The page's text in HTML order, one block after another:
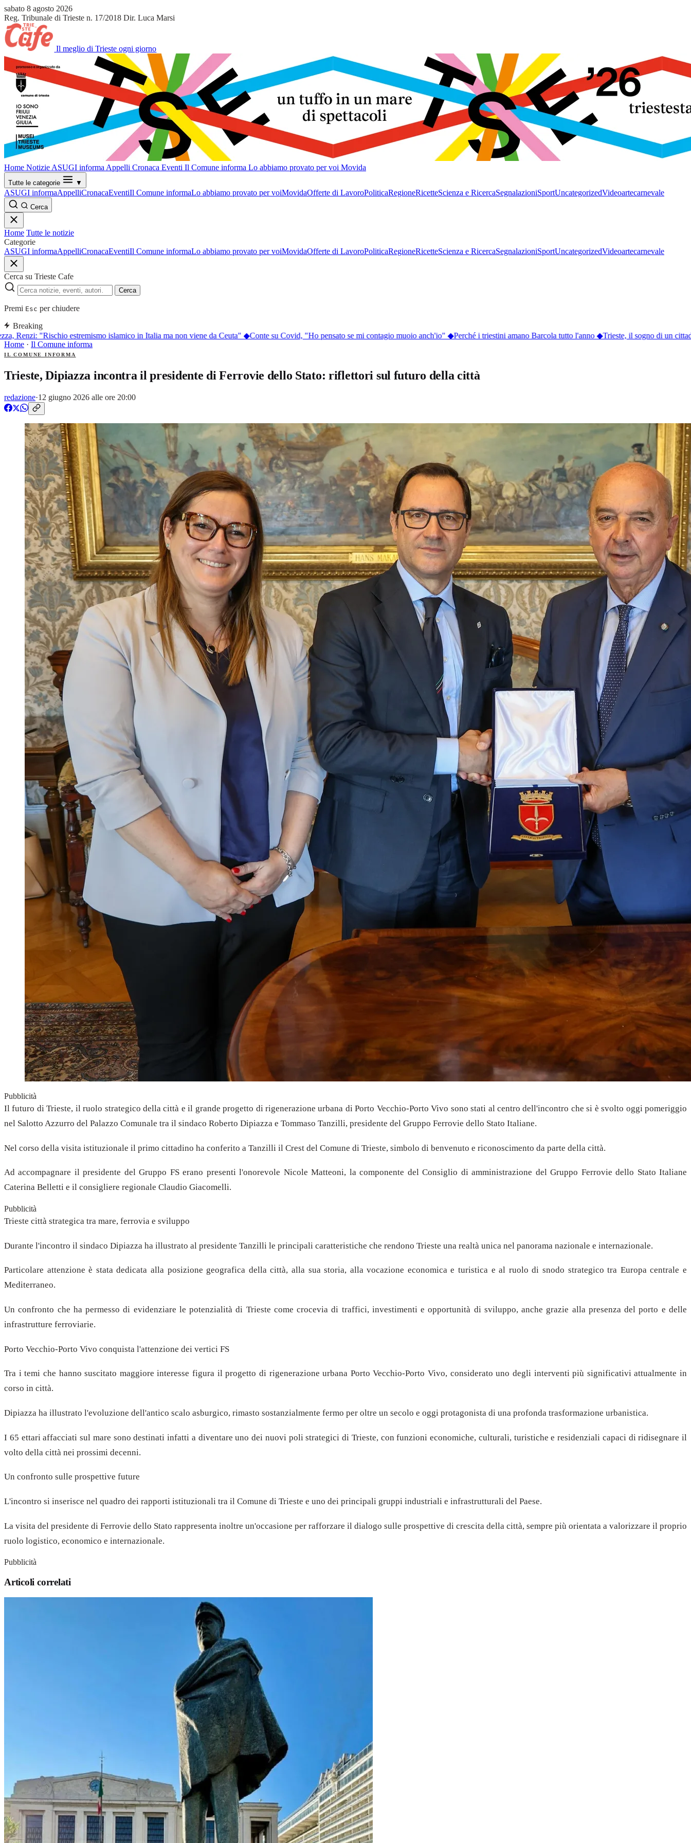
sabato 8 agosto 2026
Reg. Tribunale di Trieste n. 17/2018 Dir. Luca Marsi
Il meglio di Trieste ogni giorno
Home Notizie ASUGI informa Appelli Cronaca Eventi Il Comune informa Lo abbiamo provato per voi Movida
Tutte le categorie ▼
ASUGI informaAppelliCronacaEventiIl Comune informaLo abbiamo provato per voiMovidaOfferte di LavoroPoliticaRegioneRicetteScienza e RicercaSegnalazioniSportUncategorizedVideoartecarnevale
Cerca
Home Tutte le notizie
Categorie
ASUGI informaAppelliCronacaEventiIl Comune informaLo abbiamo provato per voiMovidaOfferte di LavoroPoliticaRegioneRicetteScienza e RicercaSegnalazioniSportUncategorizedVideoartecarnevale
Cerca su Trieste Cafe
Cerca
Premi Esc per chiudere
Breaking
Renzi: "Rischio estremismo islamico in Italia ma non viene da Ceuta"◆ Conte su Covid, "Ho pensato se mi contagio muoio anch'io"◆ Perché i triestini amano Barcola tutto l'anno◆Trieste, il sogno di un
Home · Il Comune informa
IL COMUNE INFORMA
Trieste, Dipiazza incontra il presidente di Ferrovie dello Stato: riflettori sul futuro della città
redazione·12 giugno 2026 alle ore 20:00
Pubblicità
Il futuro di Trieste, il ruolo strategico della città e il grande progetto di rigenerazione urbana di Porto Vecchio-Porto Vivo sono stati al centro dell'incontro che si è svolto oggi pomeriggio
nel Salotto Azzurro del Palazzo Comunale tra il sindaco Roberto Dipiazza e Tommaso Tanzilli, presidente del Gruppo Ferrovie dello Stato Italiane.
Nel corso della visita istituzionale il primo cittadino ha conferito a Tanzilli il Crest del Comune di Trieste, simbolo di benvenuto e riconoscimento da parte della città.
Ad accompagnare il presidente del Gruppo FS erano presenti l'onorevole Nicole Matteoni, la componente del Consiglio di amministrazione del Gruppo Ferrovie dello Stato Italiane
Caterina Belletti e il consigliere regionale Claudio Giacomelli.
Pubblicità
Trieste città strategica tra mare, ferrovia e sviluppo
Durante l'incontro il sindaco Dipiazza ha illustrato al presidente Tanzilli le principali caratteristiche che rendono Trieste una realtà unica nel panorama nazionale e internazionale.
Particolare attenzione è stata dedicata alla posizione geografica della città, alla sua storia, alla vocazione economica e turistica e al ruolo di snodo strategico tra Europa centrale e
Mediterraneo.
Un confronto che ha permesso di evidenziare le potenzialità di Trieste come crocevia di traffici, investimenti e opportunità di sviluppo, anche grazie alla presenza del porto e delle
infrastrutture ferroviarie.
Porto Vecchio-Porto Vivo conquista l'attenzione dei vertici FS
Tra i temi che hanno suscitato maggiore interesse figura il progetto di rigenerazione urbana Porto Vecchio-Porto Vivo, considerato uno degli interventi più significativi attualmente in
corso in città.
Dipiazza ha illustrato l'evoluzione dell'antico scalo asburgico, rimasto sostanzialmente fermo per oltre un secolo e oggi protagonista di una profonda trasformazione urbanistica.
I 65 ettari affacciati sul mare sono destinati infatti a diventare uno dei nuovi poli strategici di Trieste, con funzioni economiche, culturali, turistiche e residenziali capaci di ridisegnare il
volto della città nei prossimi decenni.
Un confronto sulle prospettive future
L'incontro si inserisce nel quadro dei rapporti istituzionali tra il Comune di Trieste e uno dei principali gruppi industriali e infrastrutturali del Paese.
La visita del presidente di Ferrovie dello Stato rappresenta inoltre un'occasione per rafforzare il dialogo sulle prospettive di crescita della città, sempre più orientata a valorizzare il proprio
ruolo logistico, economico e internazionale.
Pubblicità
Articoli correlati